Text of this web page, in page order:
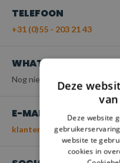
TELEFOON
+31 (0)55 - 203 21 43
WHATSAPP
Nog niet beschikbaar
E-MAIL
Deze
Deze website
website te
cookies in